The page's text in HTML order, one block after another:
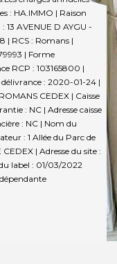
: HA.IMMO | Raison
13 AVENUE D AYGU -
| RCS : Romans |
| Forme
RCP : 103165800 |
: 2020-01-24 |
CEDEX | Caisse
: NC | Adresse caisse
: NC | Nom du
: 1 Allée du Parc de
| Adresse du site :
label : 01/03/2022